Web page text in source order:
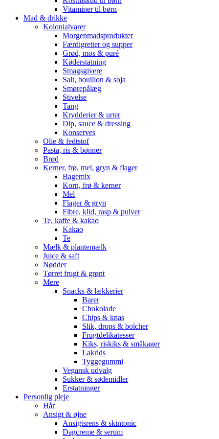
Vitaminer til børn
Mad & drikke
Kolonialvarer
Morgenmadsprodukter
Færdigretter og supper
Grød, mos & puré
Køderstatning
Smagsgivere
Salt, bouillon & soja
Smørepålæg
Stivelse
Tang
Krydderier & urter
Dip, sauce & dressing
Konserves
Olie & fedtstof
Pasta, ris & bønner
Brød
Kerner, frø, mel, gryn & flager
Bagemix
Korn, frø & kerner
Mel
Flager & gryn
Fibre, klid, rasp & pulver
Te, kaffe & kakao
Kakao
Te
Mælk & plantemælk
Juice & saft
Nødder
Tørret frugt & grønt
Mere
Snacks & lækkerier
Barer
Chokolade
Chips & knas
Slik, drops & bolcher
Frugtdelikatesser
Kiks, riskiks & småkager
Lakrids
Tyggegummi
Vegansk udvalg
Sukker & sødemidler
Erstatninger
Personlig pleje
Hår
Ansigt & øjne
Ansigtsrens & skintonic
Dagcreme & serum